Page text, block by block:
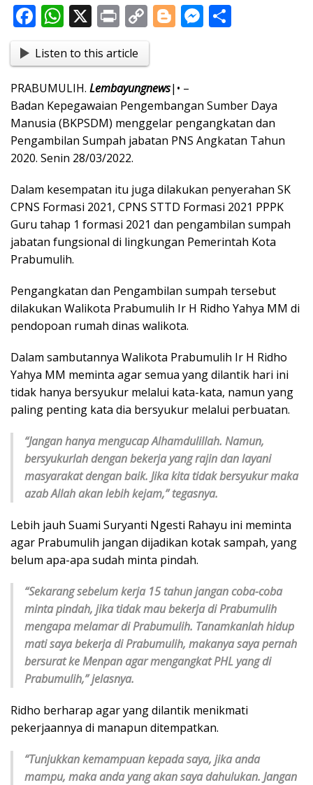
F
e
b
o
o
k
W
at
s
A
p
p
X Pr
t
C
o
p
y
Li
n
k
Bl
g
er
M
n
g
er
Listen to this article
PRABUMULIH. Lembayungnews|• –
Badan Kepegawaian Pengembangan Sumber Daya
Manusia (BKPSDM) menggelar pengangkatan dan
Pengambilan Sumpah jabatan PNS Angkatan Tahun
2020. Senin 28/03/2022.
Dalam kesempatan itu juga dilakukan penyerahan SK
CPNS Formasi 2021, CPNS STTD Formasi 2021 PPPK
Guru tahap 1 formasi 2021 dan pengambilan sumpah
jabatan fungsional di lingkungan Pemerintah Kota
Prabumulih.
Pengangkatan dan Pengambilan sumpah tersebut
dilakukan Walikota Prabumulih Ir H Ridho Yahya MM di
pendopoan rumah dinas walikota.
Dalam sambutannya Walikota Prabumulih Ir H Ridho
Yahya MM meminta agar semua yang dilantik hari ini
tidak hanya bersyukur melalui kata-kata, namun yang
paling penting kata dia bersyukur melalui perbuatan.
“Jangan hanya mengucap Alhamdulillah. Namun,
bersyukurlah dengan bekerja yang rajin dan layani
masyarakat dengan baik. Jika kita tidak bersyukur maka
azab Allah akan lebih kejam,” tegasnya.
Lebih jauh Suami Suryanti Ngesti Rahayu ini meminta
agar Prabumulih jangan dijadikan kotak sampah, yang
belum apa-apa sudah minta pindah.
“Sekarang sebelum kerja 15 tahun jangan coba-coba
minta pindah, jika tidak mau bekerja di Prabumulih
mengapa melamar di Prabumulih. Tanamkanlah hidup
mati saya bekerja di Prabumulih, makanya saya pernah
bersurat ke Menpan agar mengangkat PHL yang di
Prabumulih,” jelasnya.
Ridho berharap agar yang dilantik menikmati
pekerjaannya di manapun ditempatkan.
“Tunjukkan kemampuan kepada saya, jika anda
mampu, maka anda yang akan saya dahulukan. Jangan